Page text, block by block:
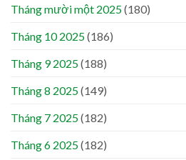
Tháng mười một 2025(180)
Tháng 10 2025(186)
Tháng 9 2025(188)
Tháng 8 2025(149)
Tháng 7 2025(182)
Tháng 6 2025(182)